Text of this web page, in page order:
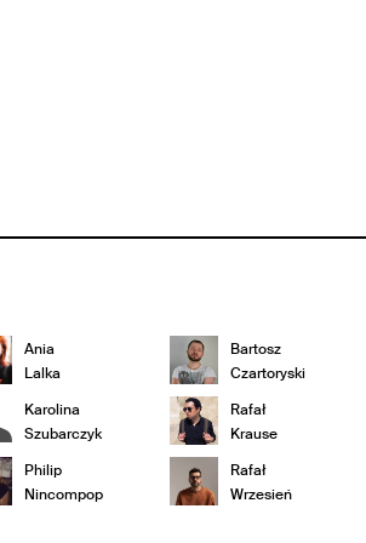
Ania
Lalka
Bartosz
Czartoryski
Karolina
Szubarczyk
Rafał
Krause
Philip
Nincompop
Rafał
Wrzesień